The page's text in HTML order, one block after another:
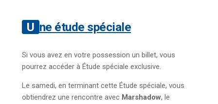
Une étude spéciale
Si vous avez en votre possession un billet, vous
pourrez accéder à Étude spéciale exclusive.
Le samedi, en terminant cette Étude spéciale, vous
obtiendrez une rencontre avec Marshadow, le